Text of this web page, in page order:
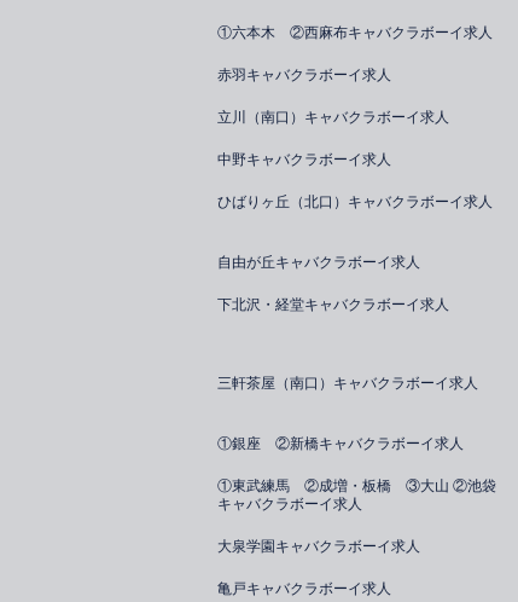
①六本木 ②西麻布キャバクラボーイ求人
赤羽キャバクラボーイ求人
立川（南口）キャバクラボーイ求人
中野キャバクラボーイ求人
ひばりヶ丘（北口）キャバクラボーイ求人
自由が丘キャバクラボーイ求人
下北沢・経堂キャバクラボーイ求人
三軒茶屋（南口）キャバクラボーイ求人
①銀座 ②新橋キャバクラボーイ求人
①東武練馬 ②成増・板橋 ③大山 ②池袋
キャバクラボーイ求人
大泉学園キャバクラボーイ求人
亀戸キャバクラボーイ求人